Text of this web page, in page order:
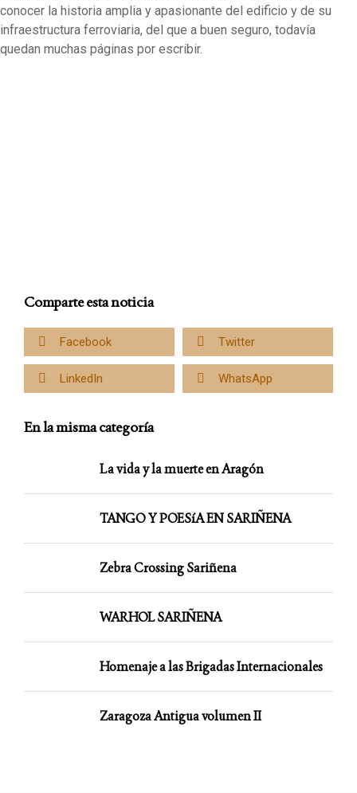
conocer la historia amplia y apasionante del edificio y de su
infraestructura ferroviaria, del que a buen seguro, todavía
quedan muchas páginas por escribir.
Comparte esta noticia
Facebook Twitter
LinkedIn WhatsApp
En la misma categoría
La vida y la muerte en Aragón
TANGO Y POESíA EN SARIÑENA
Zebra Crossing Sariñena
WARHOL SARIÑENA
Homenaje a las Brigadas Internacionales
Zaragoza Antigua volumen II